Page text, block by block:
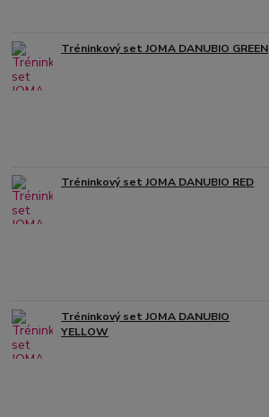
Tréninkový set JOMA DANUBIO GREEN
Tréninkový set JOMA DANUBIO RED
Tréninkový set JOMA DANUBIO
YELLOW